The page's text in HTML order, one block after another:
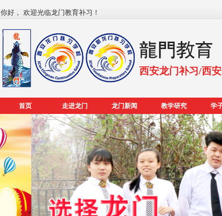
你好， 欢迎光临龙门教育补习！
西安龙门补习/西
首页 走进龙门 龙门新闻 教学研究 学